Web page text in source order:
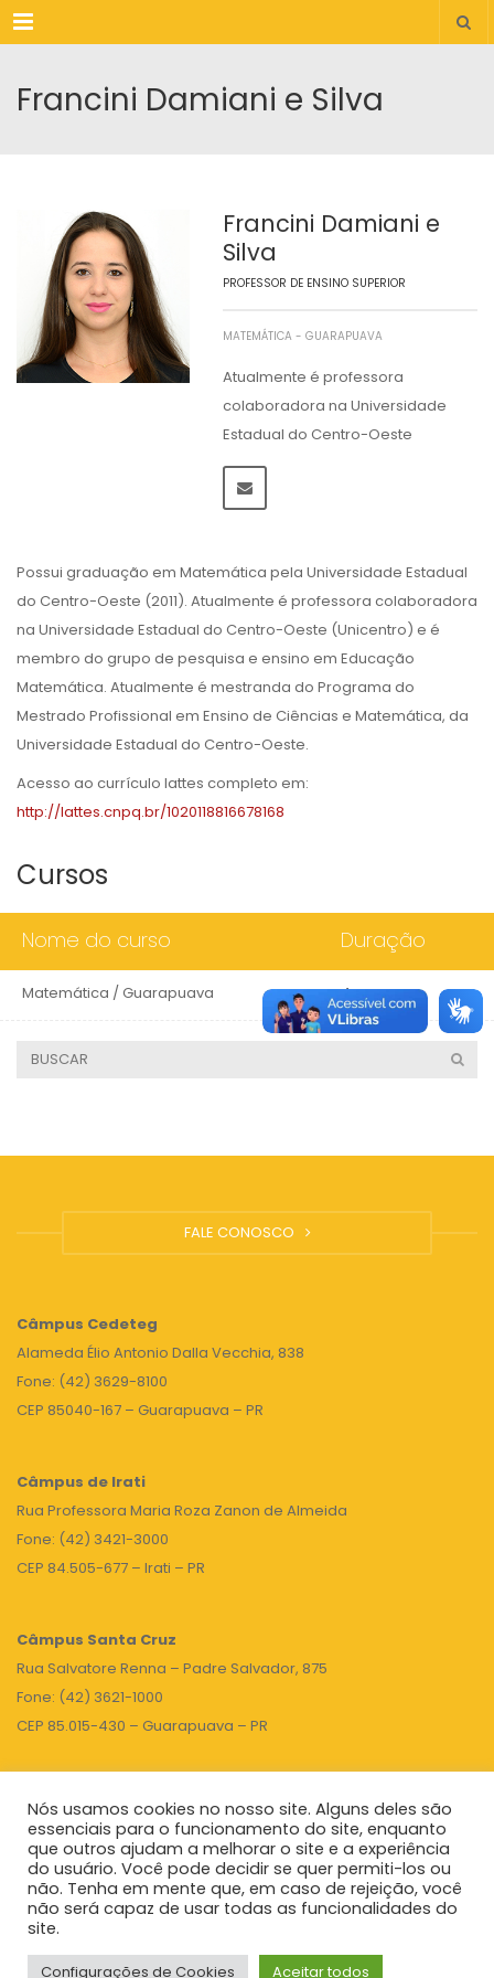
Menu
Francini Damiani e Silva
Francini Damiani e
Silva
PROFESSOR DE ENSINO SUPERIOR
MATEMÁTICA - GUARAPUAVA
Atualmente é professora
colaboradora na Universidade
Estadual do Centro-Oeste
Possui graduação em Matemática pela Universidade Estadual
do Centro-Oeste (2011). Atualmente é professora colaboradora
na Universidade Estadual do Centro-Oeste (Unicentro) e é
membro do grupo de pesquisa e ensino em Educação
Matemática. Atualmente é mestranda do Programa do
Mestrado Profissional em Ensino de Ciências e Matemática, da
Universidade Estadual do Centro-Oeste.
Acesso ao currículo lattes completo em:
http://lattes.cnpq.br/1020118816678168
Cursos
Nome do curso Duração
Matemática / Guarapuava 4 anos
FALE CONOSCO
Câmpus Cedeteg
Alameda Élio Antonio Dalla Vecchia, 838
Fone: (42) 3629-8100
CEP 85040-167 – Guarapuava – PR
Câmpus de Irati
Rua Professora Maria Roza Zanon de Almeida
Fone: (42) 3421-3000
CEP 84.505-677 – Irati – PR
Câmpus Santa Cruz
Rua Salvatore Renna – Padre Salvador, 875
Fone: (42) 3621-1000
CEP 85.015-430 – Guarapuava – PR
TOPO
Unicentro |Governo do Paraná|Seti| Agenda do Reitor
Nós usamos cookies no nosso site. Alguns deles são
essenciais para o funcionamento do site, enquanto
que outros ajudam a melhorar o site e a experiência
do usuário. Você pode decidir se quer permiti-los ou
não. Tenha em mente que, em caso de rejeição, você
não será capaz de usar todas as funcionalidades do
site.
Configurações de Cookies Aceitar todos